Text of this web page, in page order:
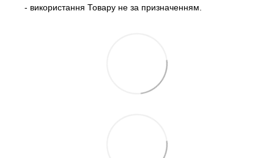
- використання Товару не за призначенням.